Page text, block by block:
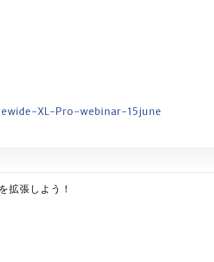
XL-Pro-webinar-15june
拡張しよう！